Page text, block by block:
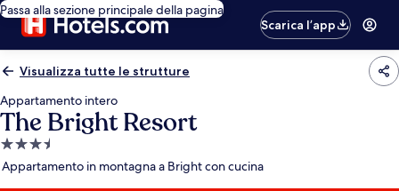
Passa alla sezione principale della pagina
Scarica l’app
Visualizza tutte le strutture
Appartamento intero
The Bright Resort
Struttura
aAppartamento in montagna a Bright con cucina